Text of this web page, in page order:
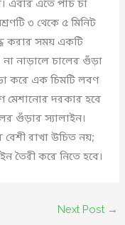
এবার এতে পাঁচ চা
৩ থেকে ৫ মিনিট
করার সময় একটি
না নাড়ালে চালের গুঁড়া
করে এক চিমটি লবণ
মেশানোর দরকার হবে
গুঁড়ার স্যালাইন।
রাখা উচিত নয়;
তৈরী করে নিতে হবে।
Next Post →